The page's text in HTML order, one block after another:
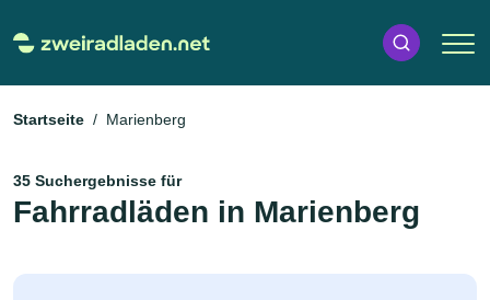
Startseite Marienberg
35 Suchergebnisse für
Fahrradläden in Marienberg